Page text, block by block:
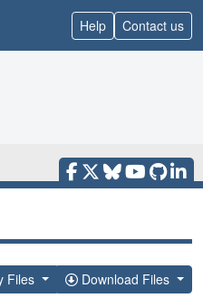
Help Contact us
Files Download Files